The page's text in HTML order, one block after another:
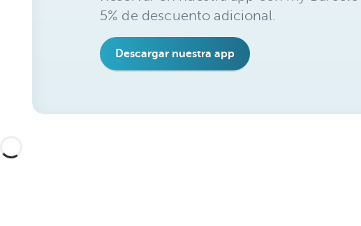
5% de descuento adicional.
Descargar nuestra app